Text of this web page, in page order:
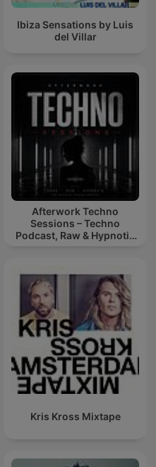
Ibiza Sensations by Luis
del Villar
Afterwork Techno
Sessions – Techno
Podcast, Raw & Hypnotic
Kris Kross Mixtape